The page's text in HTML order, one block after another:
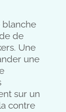
blanche
de
Une
une
sur un
contre